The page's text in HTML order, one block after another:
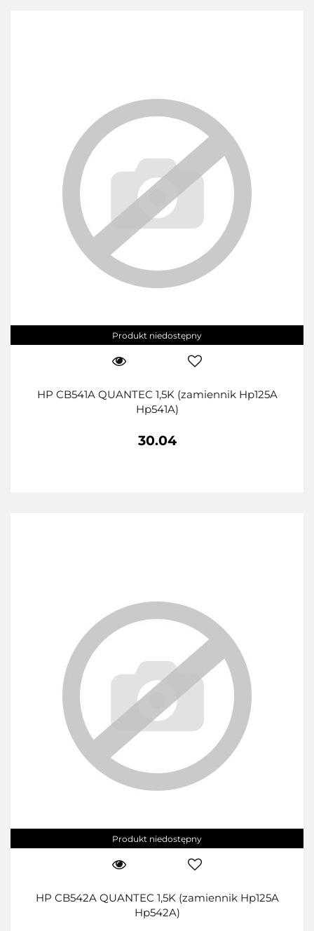
Produkt niedostępny
HP CB541A QUANTEC 1,5K (zamiennik Hp125A
Hp541A)
30.04
Produkt niedostępny
HP CB542A QUANTEC 1,5K (zamiennik Hp125A
Hp542A)